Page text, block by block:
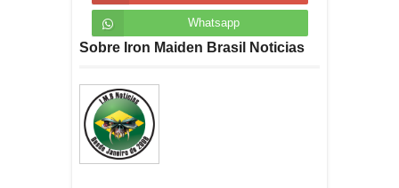
Whatsapp
Sobre Iron Maiden Brasil Noticias